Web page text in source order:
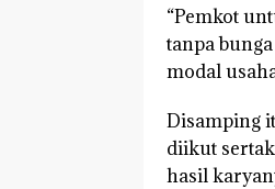
“Pemkot
tanpa
modal
Disamping
diikut
hasil